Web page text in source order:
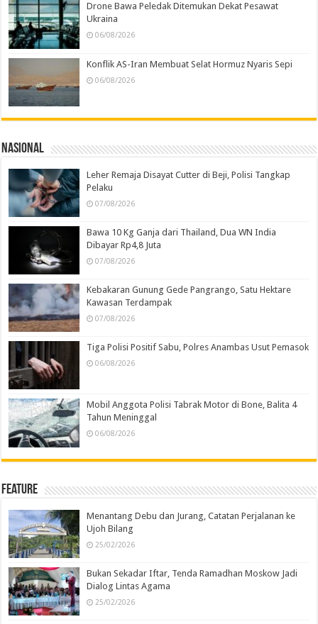
Drone Bawa Peledak Ditemukan Dekat Pesawat
Ukraina
06/08/2026
Konflik AS-Iran Membuat Selat Hormuz Nyaris Sepi
06/08/2026
Nasional
Leher Remaja Disayat Cutter di Beji, Polisi Tangkap
Pelaku
07/08/2026
Bawa 10 Kg Ganja dari Thailand, Dua WN India
Dibayar Rp4,8 Juta
07/08/2026
Kebakaran Gunung Gede Pangrango, Satu Hektare
Kawasan Terdampak
07/08/2026
Tiga Polisi Positif Sabu, Polres Anambas Usut Pemasok
06/08/2026
Mobil Anggota Polisi Tabrak Motor di Bone, Balita 4
Tahun Meninggal
06/08/2026
Feature
Menantang Debu dan Jurang, Catatan Perjalanan ke
Ujoh Bilang
25/02/2026
Bukan Sekadar Iftar, Tenda Ramadhan Moskow Jadi
Dialog Lintas Agama
25/02/2026